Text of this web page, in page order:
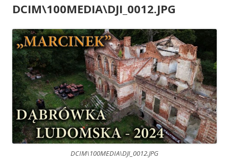
DCIM\100MEDIA\DJI_0012.JPG
DCIM\100MEDIA\DJI_0012.JPG